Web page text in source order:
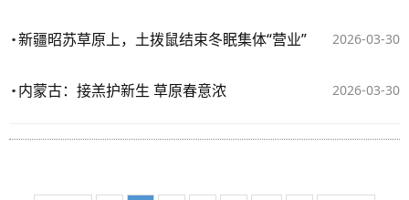
2026-03-30
新疆昭苏草原上，土拨鼠结束冬眠集体“营业”
2026-03-30
内蒙古：接羔护新生 草原春意浓